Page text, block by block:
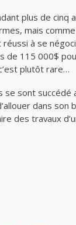
plus de cinq
mais
réussi à se
de 115 000$
plutôt rare…
sont succédé
dans
des travaux